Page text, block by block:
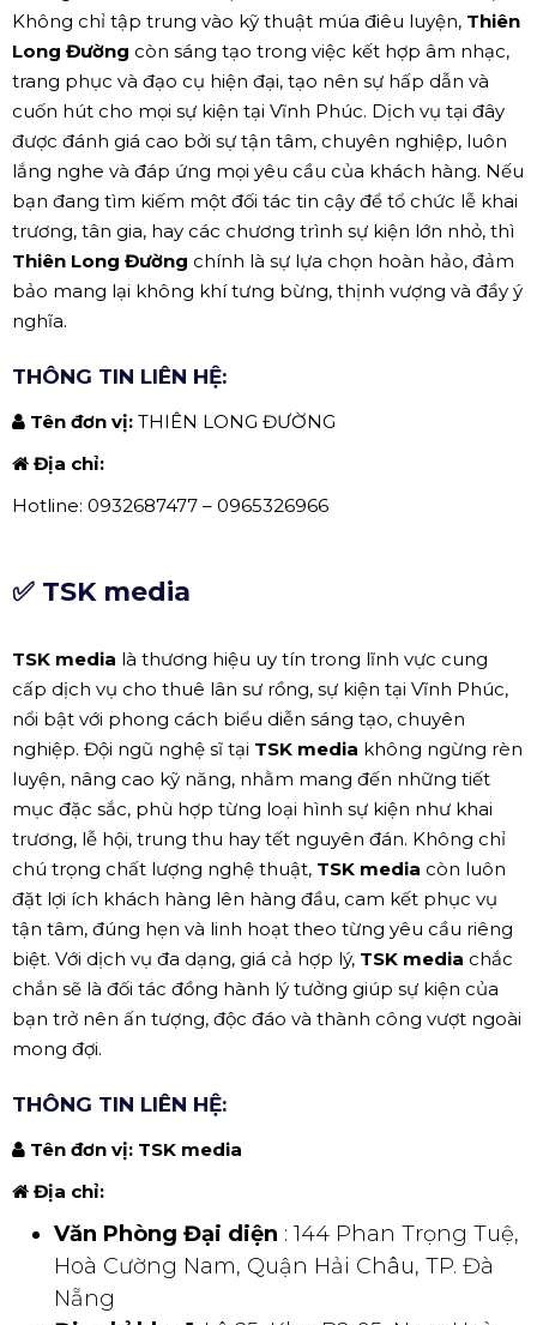
Không chỉ tập trung vào kỹ thuật múa điêu luyện, Thiên
Long Đường còn sáng tạo trong việc kết hợp âm nhạc,
trang phục và đạo cụ hiện đại, tạo nên sự hấp dẫn và
cuốn hút cho mọi sự kiện tại Vĩnh Phúc. Dịch vụ tại đây
được đánh giá cao bởi sự tận tâm, chuyên nghiệp, luôn
lắng nghe và đáp ứng mọi yêu cầu của khách hàng. Nếu
bạn đang tìm kiếm một đối tác tin cậy để tổ chức lễ khai
trương, tân gia, hay các chương trình sự kiện lớn nhỏ, thì
Thiên Long Đường chính là sự lựa chọn hoàn hảo, đảm
bảo mang lại không khí tưng bừng, thịnh vượng và đầy ý
nghĩa.
THÔNG TIN LIÊN HỆ:
Tên đơn vị: THIÊN LONG ĐƯỜNG
Địa chỉ:
Hotline: 0932687477 – 0965326966
✅ TSK media
TSK media là thương hiệu uy tín trong lĩnh vực cung
cấp dịch vụ cho thuê lân sư rồng, sự kiện tại Vĩnh Phúc,
nổi bật với phong cách biểu diễn sáng tạo, chuyên
nghiệp. Đội ngũ nghệ sĩ tại TSK media không ngừng rèn
luyện, nâng cao kỹ năng, nhằm mang đến những tiết
mục đặc sắc, phù hợp từng loại hình sự kiện như khai
trương, lễ hội, trung thu hay tết nguyên đán. Không chỉ
chú trọng chất lượng nghệ thuật, TSK media còn luôn
đặt lợi ích khách hàng lên hàng đầu, cam kết phục vụ
tận tâm, đúng hẹn và linh hoạt theo từng yêu cầu riêng
biệt. Với dịch vụ đa dạng, giá cả hợp lý, TSK media chắc
chắn sẽ là đối tác đồng hành lý tưởng giúp sự kiện của
bạn trở nên ấn tượng, độc đáo và thành công vượt ngoài
mong đợi.
THÔNG TIN LIÊN HỆ:
Tên đơn vị: TSK media
Địa chỉ:
Văn Phòng Đại diện : 144 Phan Trọng Tuệ,
Hoà Cường Nam, Quận Hải Châu, TP. Đà
Nẵng